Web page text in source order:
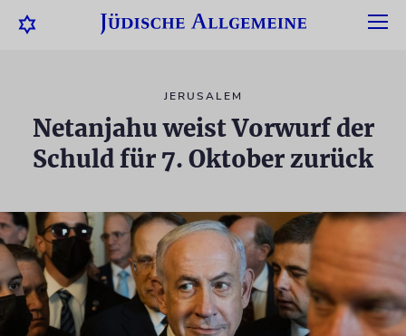
JERUSALEM
Netanjahu weist Vorwurf der
Schuld für 7. Oktober zurück